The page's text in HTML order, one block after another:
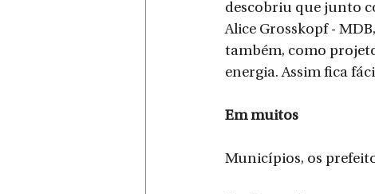
descobriu que junto
Alice Grosskopf -
também, como
energia. Assim fica
Em muitos
Municípios, os